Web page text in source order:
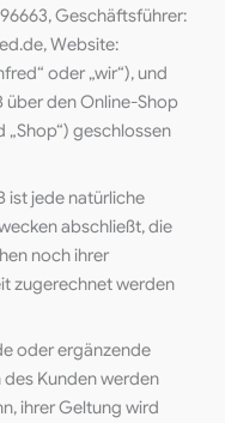
Geschäftsführer:
Website:
oder „wir“), und
über den Online-Shop
geschlossen
ist jede natürliche
abschließt, die
noch ihrer
zugerechnet werden
oder ergänzende
Kunden werden
ihrer Geltung wird